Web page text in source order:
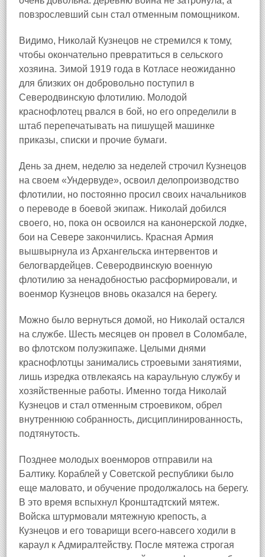
повзрослевший сын стал отменным помощником.
Видимо, Николай Кузнецов не стремился к тому,
чтобы окончательно превратиться в сельского
хозяина. Зимой 1919 года в Котласе неожиданно
для близких он добровольно поступил в
Северодвинскую флотилию. Молодой
краснофлотец рвался в бой, но его определили в
штаб перепечатывать на пишущей машинке
приказы, списки и прочие бумаги.
День за днем, неделю за неделей строчил Кузнецов
на своем «Ундервуде», освоил делопроизводство
флотилии, но постоянно просил своих начальников
о переводе в боевой экипаж. Николай добился
своего, но, пока он освоился на канонерской лодке,
бои на Севере закончились. Красная Армия
вышвырнула из Архангельска интервентов и
белогвардейцев. Северодвинскую военную
флотилию за ненадобностью расформировали, и
военмор Кузнецов вновь оказался на берегу.
Можно было вернуться домой, но Николай остался
на службе. Шесть месяцев он провел в Соломбале,
во флотском полуэкипаже. Целыми днями
краснофлотцы занимались строевыми занятиями,
лишь изредка отвлекаясь на караульную службу и
хозяйственные работы. Именно тогда Николай
Кузнецов и стал отменным строевиком, обрел
внутреннюю собранность, дисциплинированность,
подтянутость.
Позднее молодых военморов отправили на
Балтику. Кораблей у Советской республики было
еще маловато, и обучение продолжалось на берегу.
В это время вспыхнул Кронштадтский мятеж.
Войска штурмовали мятежную крепость, а
Кузнецов и его товарищи всего-навсего ходили в
караул к Адмиралтейству. После мятежа строгая